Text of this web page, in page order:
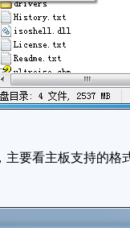
看主板支持的格